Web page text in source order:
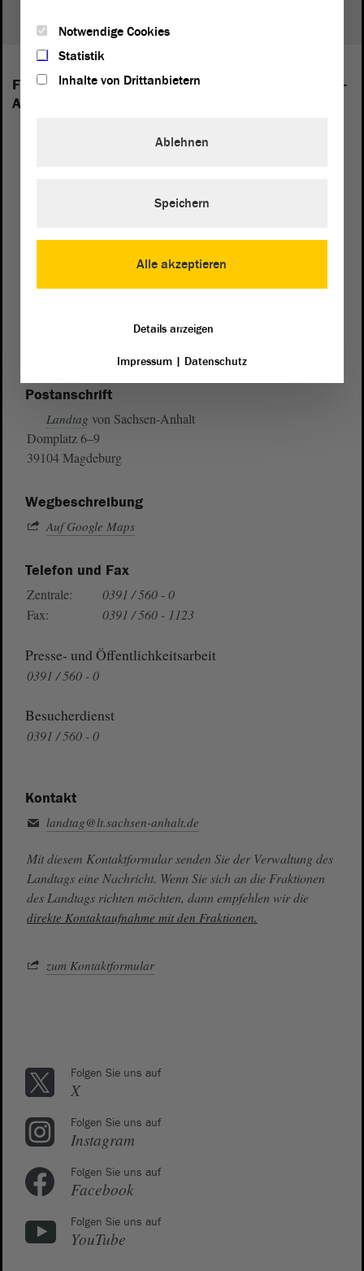
Folgende Fraktionen sind im Landtag von Sachsen-
Anhalt vertreten:
Postanschrift
Landtag von Sachsen-Anhalt
Domplatz 6–9
39104 Magdeburg
Wegbeschreibung
Auf Google Maps
Telefon und Fax
Zentrale:
0391 / 560 - 0
Fax:
0391 / 560 - 1123
Presse- und Öffentlichkeitsarbeit
0391 / 560 - 0
Besucherdienst
0391 / 560 - 0
Kontakt
landtag@lt.sachsen-anhalt.de
Mit diesem Kontaktformular senden Sie der Verwaltung des
Landtags eine Nachricht. Wenn Sie sich an die Fraktionen
des Landtags richten möchten, dann empfehlen wir die
direkte Kontaktaufnahme mit den Fraktionen.
zum Kontaktformular
Folgen Sie uns auf
X
Folgen Sie uns auf
Instagram
Folgen Sie uns auf
Facebook
Folgen Sie uns auf
YouTube
Notwendige Cookies
Statistik
Inhalte von Drittanbietern
Alle akzeptieren
Ablehnen
Speichern
Details anzeigen
Impressum| Datenschutz